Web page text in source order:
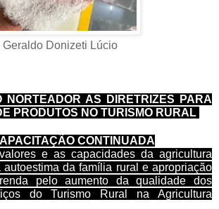
Geraldo Donizeti Lúcio
NORTEADOR AS
DIRETRIZES PARA
PRODUTOS NO TURISMO RURAL
CONTINUADA
e as capacidades da agricultura
da família rural e apropriação
pelo aumento da qualidade dos
do Turismo Rural na Agricultura